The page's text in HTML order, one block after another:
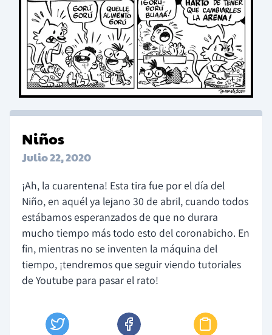
Niños
Julio 22, 2020
¡Ah, la cuarentena! Esta tira fue por el día del
Niño, en aquél ya lejano 30 de abril, cuando todos
estábamos esperanzados de que no durara
mucho tiempo más todo esto del coronabicho. En
fin, mientras no se inventen la máquina del
tiempo, ¡tendremos que seguir viendo tutoriales
de Youtube para pasar el rato!